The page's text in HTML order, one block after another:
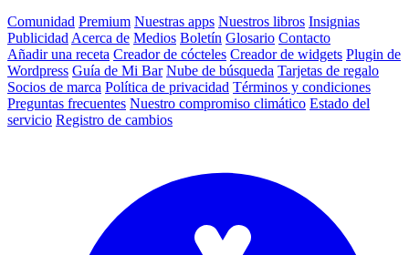
Comunidad Premium Nuestras apps Nuestros libros Insignias
Publicidad Acerca de Medios Boletín Glosario Contacto
Añadir una receta Creador de cócteles Creador de widgets Plugin de
Wordpress Guía de Mi Bar Nube de búsqueda Tarjetas de regalo
Socios de marca Política de privacidad Términos y condiciones
Preguntas frecuentes Nuestro compromiso climático Estado del
servicio Registro de cambios